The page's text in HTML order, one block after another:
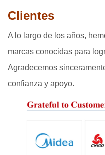
Clientes
A lo largo de los años,
marcas conocidas para
Agradecemos
confianza y apoyo.